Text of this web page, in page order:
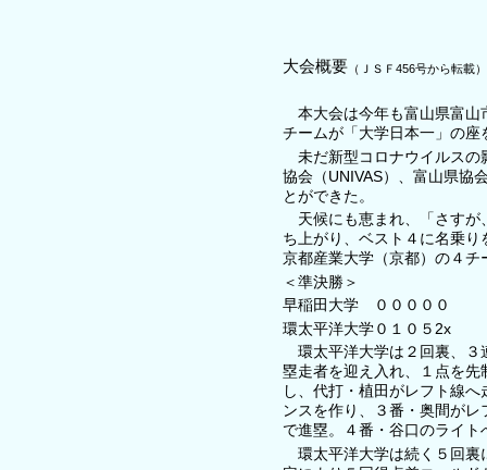
大会概要 （ＪＳＦ456号から転載）
本大会は今年も富山県富山
チームが「大学日本一」の
未だ新型コロナウイルスの
協会（UNIVAS）、富山県協
とができた。
天候にも恵まれ、「さすが
ち上がり、ベスト４に名乗
京都産業大学（京都）の４
＜準決勝＞
早稲田大学 ０００００
環太平洋大学０１０５2x
環太平洋大学は２回裏、３
塁走者を迎え入れ、１点を
し、代打・植田がレフト線
ンスを作り、３番・奥間が
で進塁。４番・谷口のライ
環太平洋大学は続く５回裏